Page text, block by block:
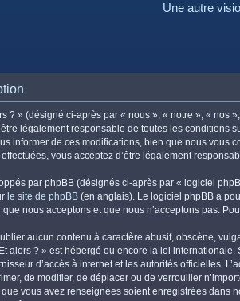
Une autre
? » (désigné ci-après par « nous », « notre », « nos
légalement responsable de toutes les
informer de ces modifications, bien que nous vous
vous acceptez d’être légalement
par phpBB (désignés ci-après par « logiciel
le site de phpBB (en anglais). Le logiciel phpBB a
nous acceptons et que nous n’acceptons pas.
aucun contenu à caractère abusif, obscène,
alors ? » est hébergé ou encore la loi
d’accès à internet et les autorités officielles.
de modifier, de déplacer ou de verrouiller
vous avez renseignées soient enregistrées dans